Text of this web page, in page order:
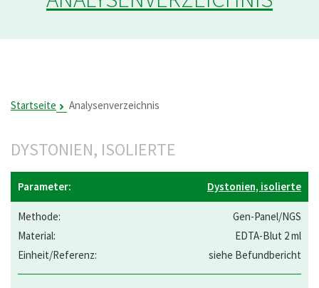
Startseite Analysenverzeichnis
DYSTONIEN, ISOLIERTE
Dystonien, isolierte
Gen-Panel/NGS
EDTA-Blut 2 ml
siehe Befundbericht